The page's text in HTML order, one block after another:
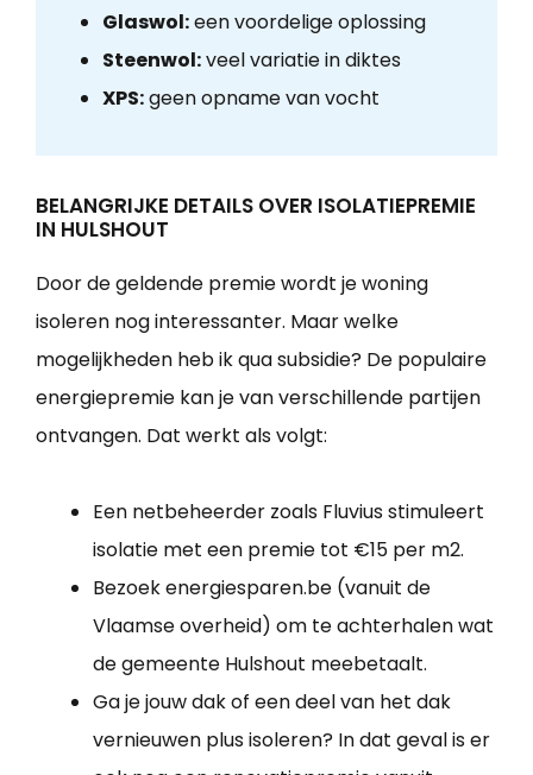
Glaswol:een voordelige oplossing
Steenwol:veel variatie in diktes
XPS:geen opname van vocht
BELANGRIJKE DETAILS OVER ISOLATIEPREMIE
IN HULSHOUT
Door de geldende premie wordt je woning
isoleren nog interessanter. Maar welke
mogelijkheden heb ik qua subsidie? De populaire
energiepremie kan je van verschillende partijen
ontvangen. Dat werkt als volgt:
Een netbeheerder zoals Fluvius stimuleert
isolatie met een premie tot €15 per m2.
Bezoek energiesparen.be (vanuit de
Vlaamse overheid) om te achterhalen wat
de gemeente Hulshout meebetaalt.
Ga je jouw dak of een deel van het dak
vernieuwen plus isoleren? In dat geval is er